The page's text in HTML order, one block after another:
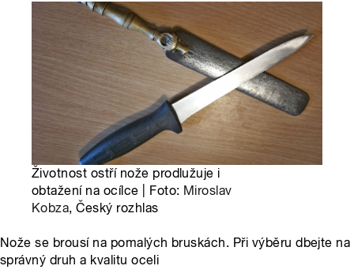
Životnost ostří nože prodlužuje i
obtažení na ocílce | Foto: Miroslav
Kobza, Český rozhlas
Nože se brousí na pomalých bruskách. Při výběru dbejte na
správný druh a kvalitu oceli